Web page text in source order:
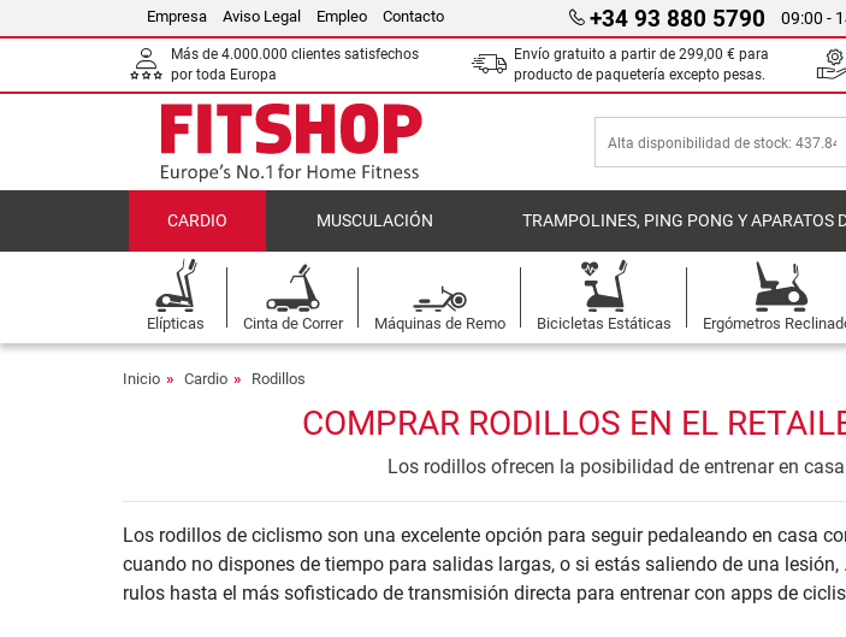
Empresa Aviso Legal Empleo Contacto +34 93 880 5790 09:00 -
Más de 4.000.000 clientes satisfechos
por toda Europa
Envío gratuito a partir de 299,00 € para
producto de paquetería excepto pesas.
CARDIO MUSCULACIÓN TRAMPOLINES, PING PONG Y APARATOS
Elípticas Cinta de Correr Máquinas de Remo Bicicletas Estáticas Ergómetros
Inicio Cardio Rodillos
COMPRAR RODILLOS EN EL
Los rodillos ofrecen la posibilidad de entrenar en
Los rodillos de ciclismo son una excelente opción para seguir pedaleando en casa
cuando no dispones de tiempo para salidas largas, o si estás saliendo de una
rulos hasta el más sofisticado de transmisión directa para entrenar con apps de